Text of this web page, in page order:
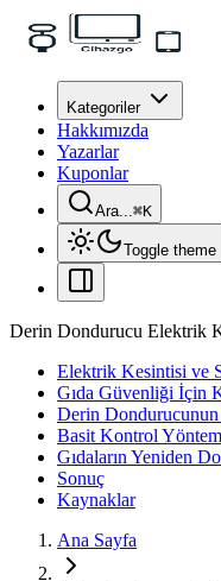
Kategoriler
Hakkımızda
Yazarlar
Kuponlar
Ara...⌘K
Toggle theme
Derin Dondurucu Elektrik
Elektrik Kesintisi ve
Gıda Güvenliği İçin
Derin Dondurucunun
Basit Kontrol
Gıdaların Yeniden
Sonuç
Kaynaklar
Ana Sayfa